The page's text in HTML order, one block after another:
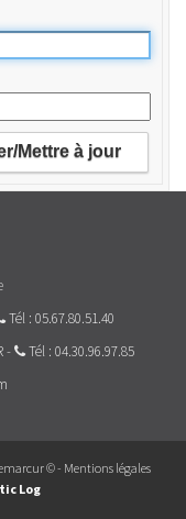
Tél : 05.67.80.51.40
-
Tél : 04.30.96.97.85
©- Mentions légales
Log